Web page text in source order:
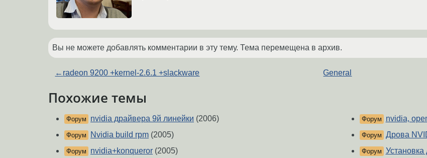
Вы не можете добавлять комментарии в эту тему. Тема перемещена в архив.
← radeon 9200 +kernel-2.6.1 +slackware General
Похожие темы
Форум nvidia драйвера 9й линейки (2006)
Форум Nvidia build rpm (2005)
Форум nvidia+konqueror (2005)
Форум nvidia,
Форум Дрова
Форум Установка